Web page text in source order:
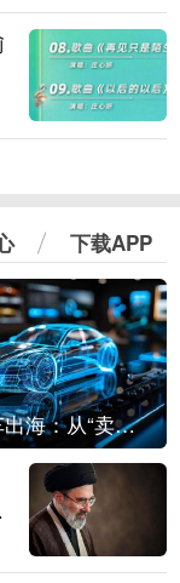
下载APP
中国汽车出海：从“卖出去”到“走进去”